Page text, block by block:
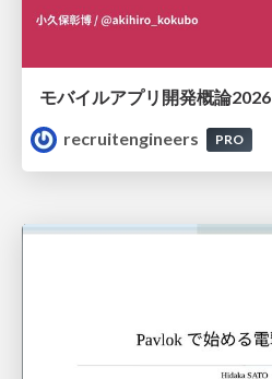
モバイルアプリ開発概論2026
recruitengineers
PRO